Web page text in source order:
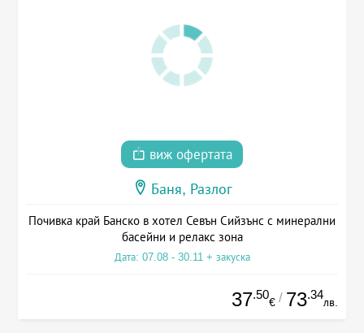
виж офертата
Баня, Разлог
Почивка край Банско в хотел Севън Сийзънс с минерални
басейни и релакс зона
Дата: 07.08 - 30.11 + закуска
37.50
€ / 73.34
лв.